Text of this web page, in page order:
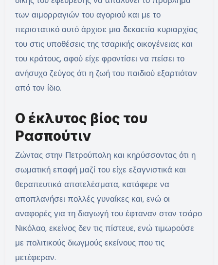
των αιμορραγιών του αγοριού και με το
περιστατικό αυτό άρχισε μια δεκαετία κυριαρχίας
του στις υποθέσεις της τσαρικής οικογένειας και
του κράτους, αφού είχε φροντίσει να πείσει το
ανήσυχο ζεύγος ότι η ζωή του παιδιού εξαρτιόταν
από τον ίδιο.
Ο έκλυτος βίος του
Ρασπούτιν
Ζώντας στην Πετρούπολη και κηρύσσοντας ότι η
σωματική επαφή μαζί του είχε εξαγνιστικά και
θεραπευτικά αποτελέσματα, κατάφερε να
αποπλανήσει πολλές γυναίκες και, ενώ οι
αναφορές για τη διαγωγή του έφταναν στον τσάρο
Νικόλαο, εκείνος δεν τις πίστευε, ενώ τιμωρούσε
με πολιτικούς διωγμούς εκείνους που τις
μετέφεραν.